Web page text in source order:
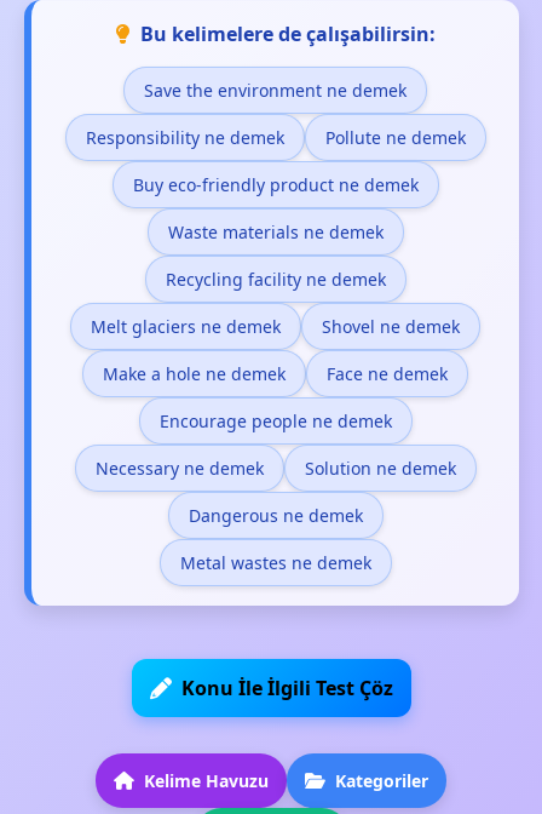
Bu kelimelere de çalışabilirsin:
Save the environment ne demek
Responsibility ne demek Pollute ne demek
Buy eco-friendly product ne demek
Waste materials ne demek
Recycling facility ne demek
Melt glaciers ne demek Shovel ne demek
Make a hole ne demek Face ne demek
Encourage people ne demek
Necessary ne demek Solution ne demek
Dangerous ne demek
Metal wastes ne demek
Konu İle İlgili Test Çöz
Kelime Havuzu Kategoriler